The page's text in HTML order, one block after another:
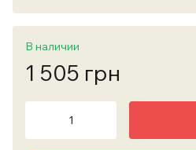
В наличии
1 505 грн